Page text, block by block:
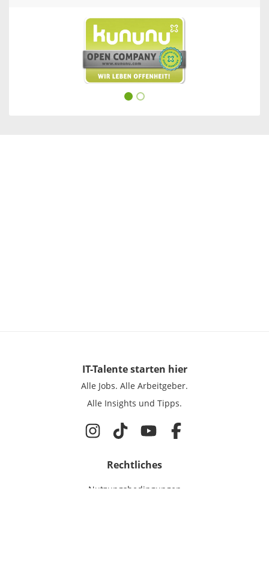
IT-Talentestarten hier
Alle Jobs. Alle Arbeitgeber.
Alle Insights und Tipps.
Rechtliches
Nutzungsbedingungen